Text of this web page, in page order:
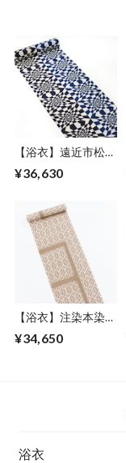
【浴衣】遠近市松模
性／女性／オーダー
¥36,630
【浴衣】注染本染／
性／オーダー仕立て
¥34,650
浴衣